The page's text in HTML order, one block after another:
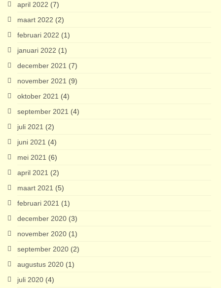
april 2022 (7)
maart 2022 (2)
februari 2022 (1)
januari 2022 (1)
december 2021 (7)
november 2021 (9)
oktober 2021 (4)
september 2021 (4)
juli 2021 (2)
juni 2021 (4)
mei 2021 (6)
april 2021 (2)
maart 2021 (5)
februari 2021 (1)
december 2020 (3)
november 2020 (1)
september 2020 (2)
augustus 2020 (1)
juli 2020 (4)